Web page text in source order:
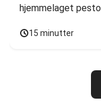
hjemmelaget pesto
15 minutter